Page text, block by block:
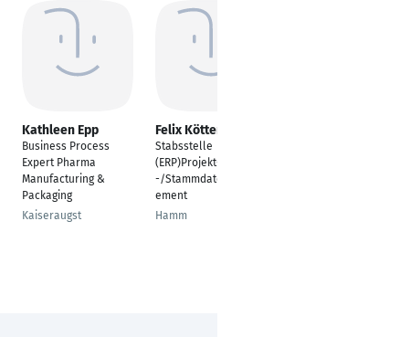
Kathleen Epp
Business Process
Expert Pharma
Manufacturing &
Packaging
Kaiseraugst
Felix Kötters
Stabsstelle
(ERP)Projekt-/Prozess
-/Stammdatenmanag
ement
Hamm